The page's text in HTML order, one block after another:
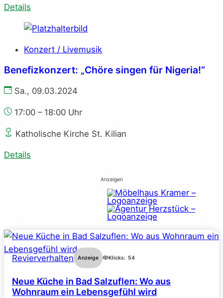
Details
Konzert / Livemusik
Benefizkonzert: „Chöre singen für Nigeria!“
Sa., 09.03.2024
17:00 – 18:00 Uhr
Katholische Kirche St. Kilian
Details
Anzeigen
Revierverhalten Anzeige Klicks: 54
Neue Küche in Bad Salzuflen: Wo aus
Wohnraum ein Lebensgefühl wird